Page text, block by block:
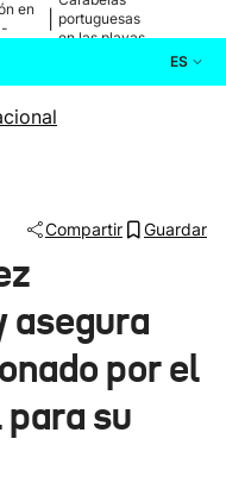
en
portuguesas
en las playas
ES
Compartir Guardar
asegura
por el
su